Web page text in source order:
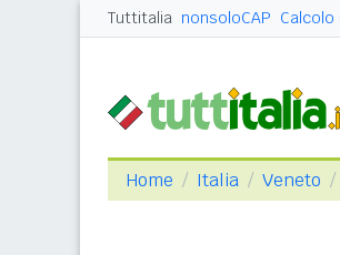
Tuttitalia nonsoloCAP Calcolo
Home Italia Veneto